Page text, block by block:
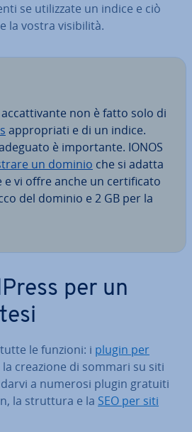
se uti­liz­za­te un indice e ciò
la vostra vi­si­bi­li­tà.
non è fatto solo di
ap­pro­pria­ti e di un indice.
è im­por­tan­te. IONOS
un dominio che si adatta
e vi offre anche un cer­ti­fi­ca­to
del dominio e 2 GB per la
per un
le funzioni: i plugin per
la creazione di sommari su siti
a numerosi plugin gratuiti
la struttura e la SEO per siti